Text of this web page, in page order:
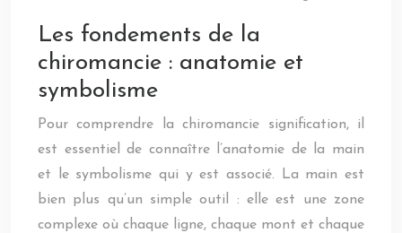
Les fondements de la
chiromancie : anatomie et
symbolisme
Pour comprendre la chiromancie signification, il
est essentiel de connaître l’anatomie de la main
et le symbolisme qui y est associé. La main est
bien plus qu’un simple outil : elle est une zone
complexe où chaque ligne, chaque mont et chaque